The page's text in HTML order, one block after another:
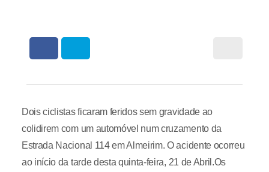
Dois ciclistas ficaram feridos sem gravidade ao
colidirem com um automóvel num cruzamento da
Estrada Nacional 114 em Almeirim. O acidente ocorreu
ao início da tarde desta quinta-feira, 21 de Abril.Os